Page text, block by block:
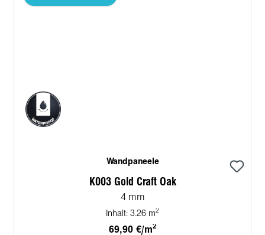
Wandpaneele
K003 Gold Craft Oak
4 mm
Inhalt: 3.26 m2
69,90 €/m2